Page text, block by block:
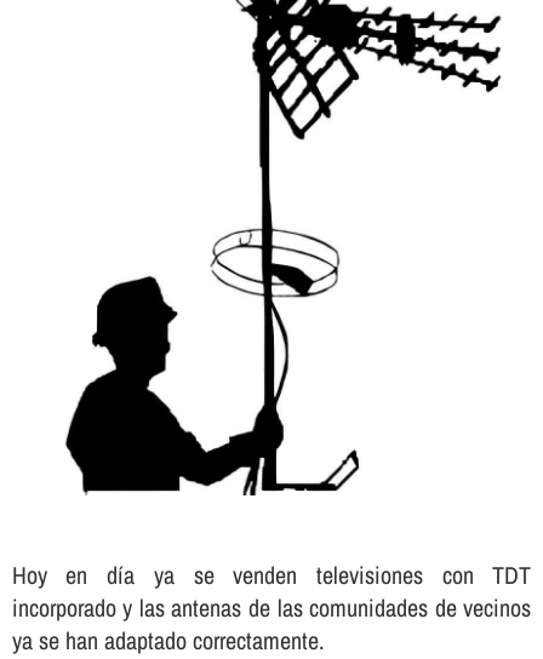
Hoy en dí­a ya se venden televisiones con TDT
incorporado y las antenas de las comunidades de vecinos
ya se han adaptado correctamente.